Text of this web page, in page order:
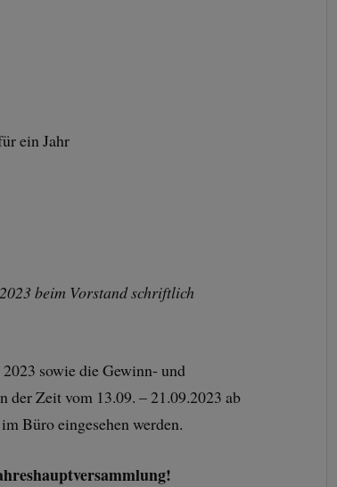
ein Jahr
beim Vorstand schriftlich
sowie die Gewinn- und
der Zeit vom 13.09. – 21.09.2023 ab
Büro eingesehen werden.